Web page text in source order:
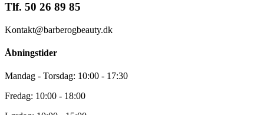
Tlf. 50 26 89 85
Kontakt@barberogbeauty.dk
Åbningstider
Mandag - Torsdag: 10:00 - 17:30
Fredag: 10:00 - 18:00